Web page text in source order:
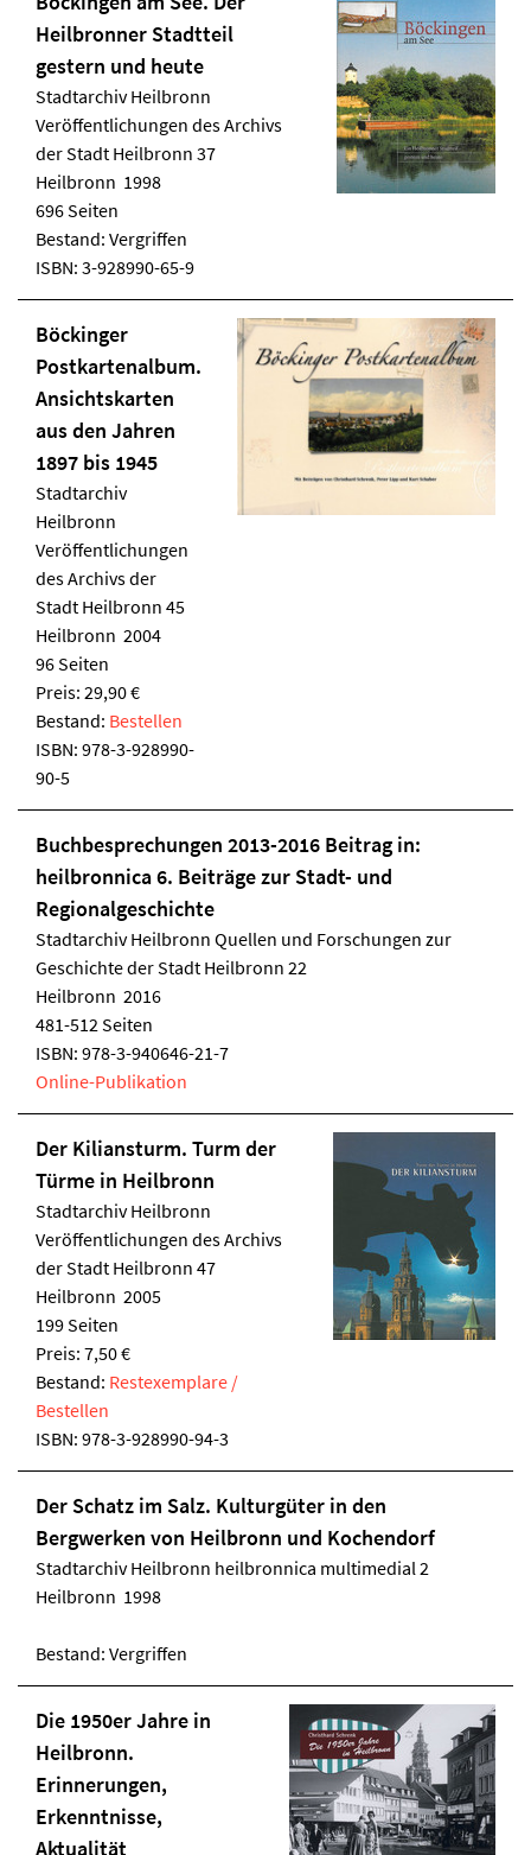
Heilbronner Stadtteil
gestern und heute
Stadtarchiv Heilbronn
Veröffentlichungen des Archivs
der Stadt Heilbronn 37
Heilbronn 1998
696 Seiten
Bestand: Vergriffen
ISBN: 3-928990-65-9
Böckinger
Postkartenalbum.
Ansichtskarten
aus den Jahren
1897 bis 1945
Stadtarchiv
Heilbronn
Veröffentlichungen
des Archivs der
Stadt Heilbronn 45
Heilbronn 2004
96 Seiten
Preis: 29,90 €
Bestand: Bestellen
ISBN: 978-3-928990-
90-5
Buchbesprechungen 2013-2016 Beitrag in:
heilbronnica 6. Beiträge zur Stadt- und
Regionalgeschichte
Stadtarchiv Heilbronn Quellen und Forschungen zur
Geschichte der Stadt Heilbronn 22
Heilbronn 2016
481-512 Seiten
ISBN: 978-3-940646-21-7
Online-Publikation
Der Kiliansturm. Turm der
Türme in Heilbronn
Stadtarchiv Heilbronn
Veröffentlichungen des Archivs
der Stadt Heilbronn 47
Heilbronn 2005
199 Seiten
Preis: 7,50 €
Bestand: Restexemplare /
Bestellen
ISBN: 978-3-928990-94-3
Der Schatz im Salz. Kulturgüter in den
Bergwerken von Heilbronn und Kochendorf
Stadtarchiv Heilbronn heilbronnica multimedial 2
Heilbronn 1998
Bestand: Vergriffen
Die 1950er Jahre in
Heilbronn.
Erinnerungen,
Erkenntnisse,
Aktualität